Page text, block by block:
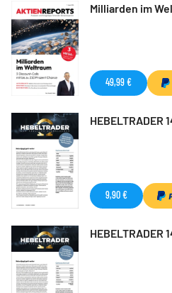
Milliarden im
49,99 €
HEBELTRADER
9,90 €
HEBELTRADER